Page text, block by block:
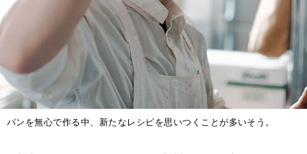
パンを無心で作る中、新たなレシピを思いつくことが多いそう。